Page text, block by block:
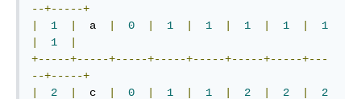
--+-----+
1
  a
0 1 1 1 1
1
1
+-----+-----+-----+-----+-----+-----+-----+---
--+-----+
2
  c
0 1 1 2 2
2